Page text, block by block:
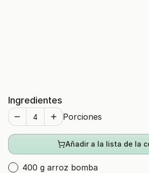
Ingredientes
Porciones
Añadir a la lista de la
400 g arroz bomba